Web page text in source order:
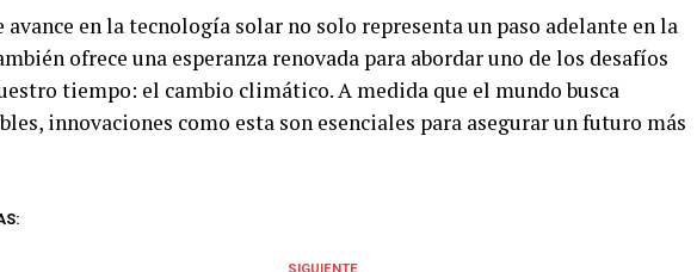
avance en la tecnología solar no solo representa un paso adelante en la
ofrece una esperanza renovada para abordar uno de los desafíos
tiempo: el cambio climático. A medida que el mundo busca
innovaciones como esta son esenciales para asegurar un futuro más
SIGUIENTE